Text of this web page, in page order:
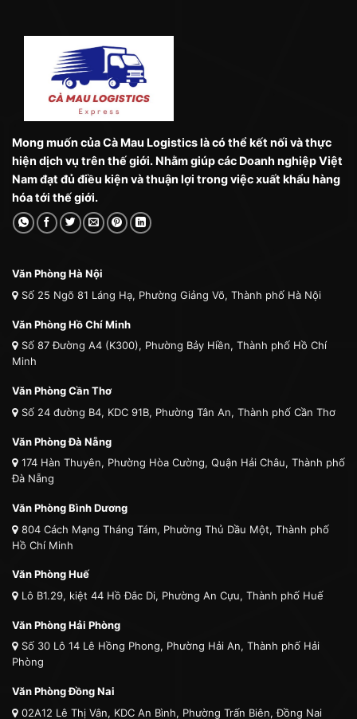
Mong muốn của Cà Mau Logistics là có thể kết nối và thực
hiện dịch vụ trên thế giới. Nhằm giúp các Doanh nghiệp Việt
Nam đạt đủ điều kiện và thuận lợi trong việc xuất khẩu hàng
hóa tới thế giới.
Văn Phòng Hà Nội
Số 25 Ngõ 81 Láng Hạ, Phường Giảng Võ, Thành phố Hà Nội
Văn Phòng Hồ Chí Minh
Số 87 Đường A4 (K300), Phường Bảy Hiền, Thành phố Hồ Chí
Minh
Văn Phòng Cần Thơ
Số 24 đường B4, KDC 91B, Phường Tân An, Thành phố Cần Thơ
Văn Phòng Đà Nẵng
174 Hàn Thuyên, Phường Hòa Cường, Quận Hải Châu, Thành phố
Đà Nẵng
Văn Phòng Bình Dương
804 Cách Mạng Tháng Tám, Phường Thủ Dầu Một, Thành phố
Hồ Chí Minh
Văn Phòng Huế
Lô B1.29, kiệt 44 Hồ Đắc Di, Phường An Cựu, Thành phố Huế
Văn Phòng Hải Phòng
Số 30 Lô 14 Lê Hồng Phong, Phường Hải An, Thành phố Hải
Phòng
Văn Phòng Đồng Nai
02A12 Lê Thị Vân, KDC An Bình, Phường Trấn Biên, Đồng Nai